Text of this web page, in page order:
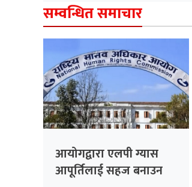
सम्वन्धित समाचार
आयोगद्वारा एलपी ग्यास
आपूर्तिलाई सहज बनाउन